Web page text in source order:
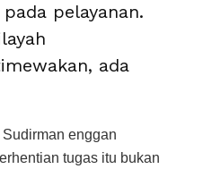
pelayanan.
ada
enggan
tugas itu bukan